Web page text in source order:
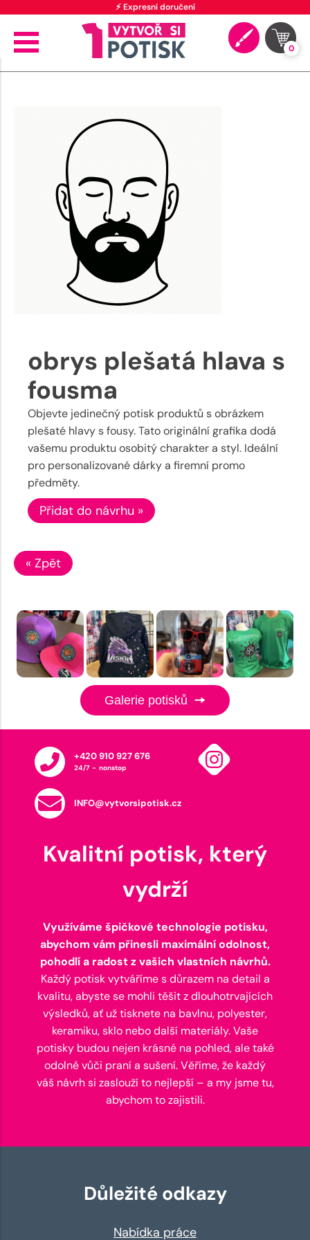
⚡ Expresní doručení
0
obrys plešatá hlava s
fousma
Objevte jedinečný potisk produktů s obrázkem
plešaté hlavy s fousy. Tato originální grafika dodá
vašemu produktu osobitý charakter a styl. Ideální
pro personalizované dárky a firemní promo
předměty.
Přidat do návrhu »
« Zpět
Galerie potisků
+420 910 927 676
24/7 - nonstop
INFO@vytvorsipotisk.cz
Kvalitní potisk, který
vydrží
Využíváme špičkové technologie potisku,
abychom vám přinesli maximální odolnost,
pohodlí a radost z vašich vlastních návrhů.
Každý potisk vytváříme s důrazem na detail a
kvalitu, abyste se mohli těšit z dlouhotrvajících
výsledků, ať už tisknete na bavlnu, polyester,
keramiku, sklo nebo další materiály. Vaše
potisky budou nejen krásné na pohled, ale také
odolné vůči praní a sušení. Věříme, že každý
váš návrh si zaslouží to nejlepší – a my jsme tu,
abychom to zajistili.
Důležité odkazy
Nabídka práce